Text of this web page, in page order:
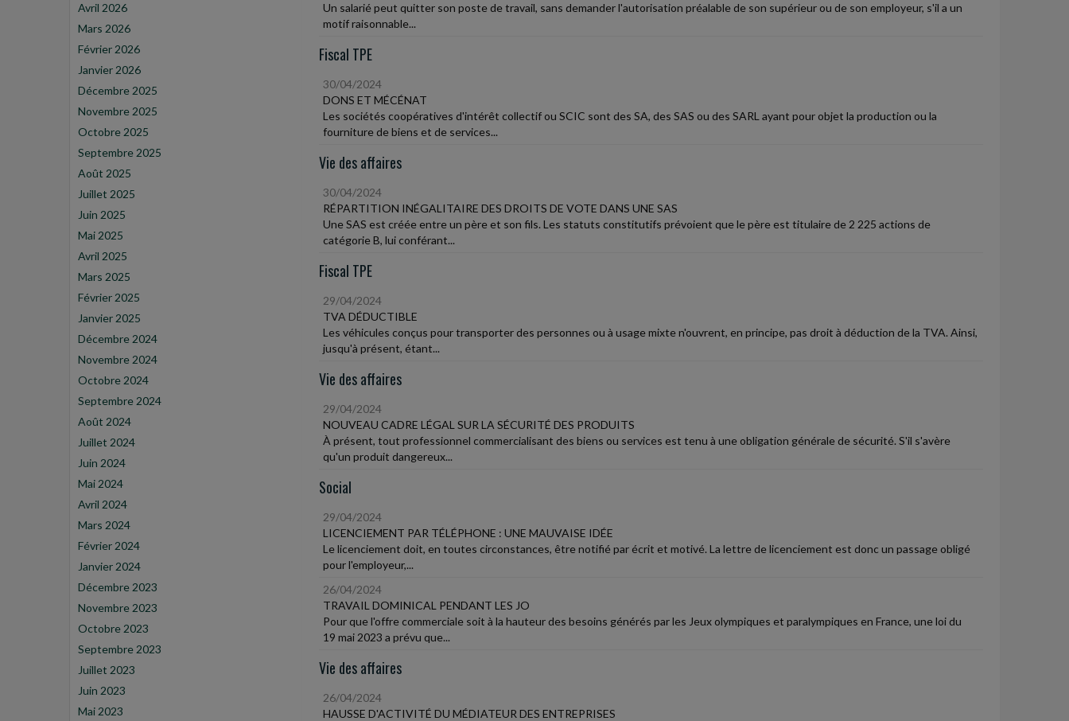
Avril 2026
Mars 2026
Février 2026
Janvier 2026
Décembre 2025
Novembre 2025
Octobre 2025
Septembre 2025
Août 2025
Juillet 2025
Juin 2025
Mai 2025
Avril 2025
Mars 2025
Février 2025
Janvier 2025
Décembre 2024
Novembre 2024
Octobre 2024
Septembre 2024
Août 2024
Juillet 2024
Juin 2024
Mai 2024
Avril 2024
Mars 2024
Février 2024
Janvier 2024
Décembre 2023
Novembre 2023
Octobre 2023
Septembre 2023
Juillet 2023
Juin 2023
Mai 2023
Un salarié peut quitter son poste de travail, sans demander l'autorisation préalable de son supérieur ou de son employeur, s'il a un
motif raisonnable...
Fiscal TPE
30/04/2024
DONS ET MÉCÉNAT
Les sociétés coopératives d'intérêt collectif ou SCIC sont des SA, des SAS ou des SARL ayant pour objet la production ou la
fourniture de biens et de services...
Vie des affaires
30/04/2024
RÉPARTITION INÉGALITAIRE DES DROITS DE VOTE DANS UNE SAS
Une SAS est créée entre un père et son fils. Les statuts constitutifs prévoient que le père est titulaire de 2 225 actions de
catégorie B, lui conférant...
Fiscal TPE
29/04/2024
TVA DÉDUCTIBLE
Les véhicules conçus pour transporter des personnes ou à usage mixte n'ouvrent, en principe, pas droit à déduction de la TVA. Ainsi,
jusqu'à présent, étant...
Vie des affaires
29/04/2024
NOUVEAU CADRE LÉGAL SUR LA SÉCURITÉ DES PRODUITS
À présent, tout professionnel commercialisant des biens ou services est tenu à une obligation générale de sécurité. S'il s'avère
qu'un produit dangereux...
Social
29/04/2024
LICENCIEMENT PAR TÉLÉPHONE : UNE MAUVAISE IDÉE
Le licenciement doit, en toutes circonstances, être notifié par écrit et motivé. La lettre de licenciement est donc un passage obligé
pour l'employeur,...
26/04/2024
TRAVAIL DOMINICAL PENDANT LES JO
Pour que l'offre commerciale soit à la hauteur des besoins générés par les Jeux olympiques et paralympiques en France, une loi du
19 mai 2023 a prévu que...
Vie des affaires
26/04/2024
HAUSSE D'ACTIVITÉ DU MÉDIATEUR DES ENTREPRISES